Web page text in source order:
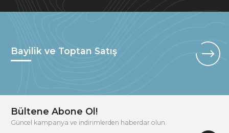
Bayilik ve Toptan Satış
Bültene Abone Ol!
Güncel kampanya ve indirimlerden haberdar olun.